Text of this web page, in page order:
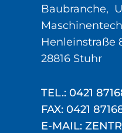
Baubranche,
Henleinstraße
28816 Stuhr
TEL.: 0421
FAX: 0421
E-MAIL: